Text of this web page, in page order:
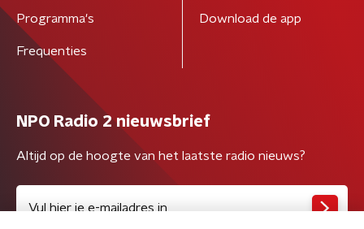
Programma's
Frequenties
Download de app
NPO Radio 2 nieuwsbrief
Altijd op de hoogte van het laatste radio nieuws?